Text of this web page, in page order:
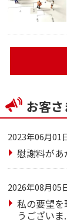
お客
2023年06月01
慰謝料が
2026年08月05
私の要望
うございま